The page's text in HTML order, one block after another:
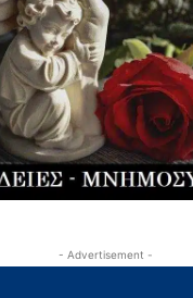
- Advertisement -